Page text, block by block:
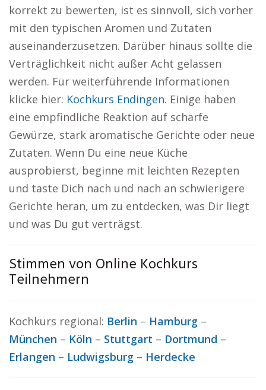
korrekt zu bewerten, ist es sinnvoll, sich vorher
mit den typischen Aromen und Zutaten
auseinanderzusetzen. Darüber hinaus sollte die
Verträglichkeit nicht außer Acht gelassen
werden. Für weiterführende Informationen
klicke hier: Kochkurs Endingen. Einige haben
eine empfindliche Reaktion auf scharfe
Gewürze, stark aromatische Gerichte oder neue
Zutaten. Wenn Du eine neue Küche
ausprobierst, beginne mit leichten Rezepten
und taste Dich nach und nach an schwierigere
Gerichte heran, um zu entdecken, was Dir liegt
und was Du gut verträgst.
Stimmen von Online Kochkurs
Teilnehmern
Kochkurs regional: Berlin – Hamburg –
München – Köln – Stuttgart – Dortmund –
Erlangen – Ludwigsburg – Herdecke